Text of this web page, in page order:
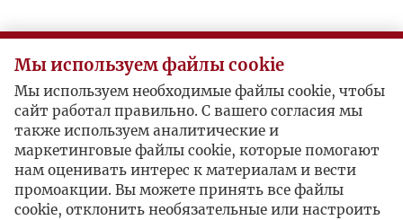
Мы используем файлы cookie
Мы используем необходимые файлы cookie, чтобы
сайт работал правильно. С вашего согласия мы
также используем аналитические и
маркетинговые файлы cookie, которые помогают
нам оценивать интерес к материалам и вести
промоакции. Вы можете принять все файлы
cookie, отклонить необязательные или настроить